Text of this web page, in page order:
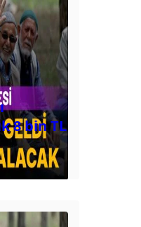
8 bin TL